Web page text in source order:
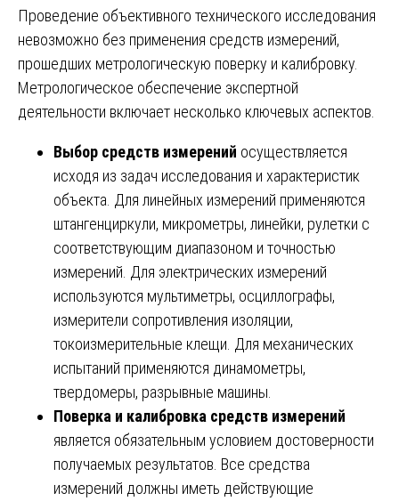
Проведение объективного технического исследования
невозможно без применения средств измерений,
прошедших метрологическую поверку и калибровку.
Метрологическое обеспечение экспертной
деятельности включает несколько ключевых аспектов.
Выбор средств измерений осуществляется
исходя из задач исследования и характеристик
объекта. Для линейных измерений применяются
штангенциркули, микрометры, линейки, рулетки с
соответствующим диапазоном и точностью
измерений. Для электрических измерений
используются мультиметры, осциллографы,
измерители сопротивления изоляции,
токоизмерительные клещи. Для механических
испытаний применяются динамометры,
твердомеры, разрывные машины.
Поверка и калибровка средств измерений
является обязательным условием достоверности
получаемых результатов. Все средства
измерений должны иметь действующие